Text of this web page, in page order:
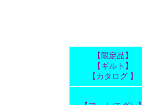
【限定品】
【ギルト】
【カタログ 】